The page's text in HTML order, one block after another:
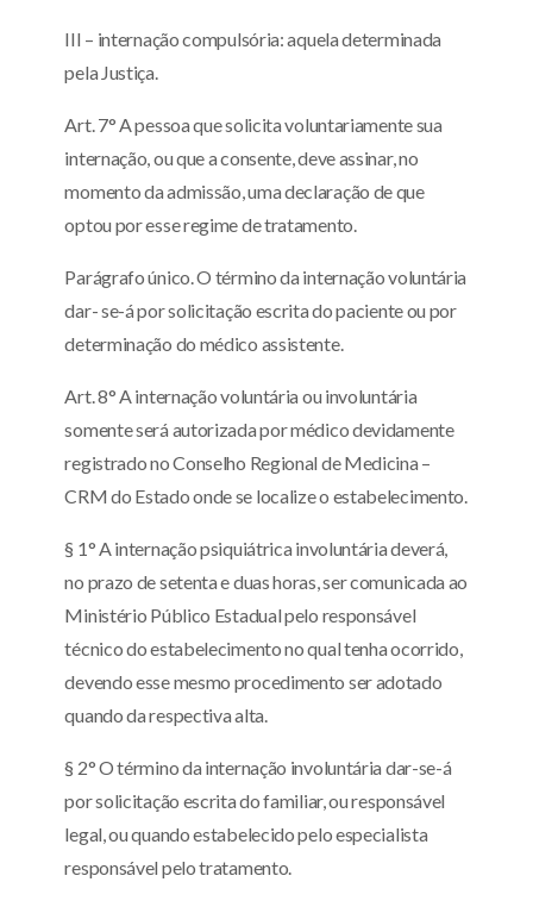
III – internação compulsória: aquela determinada
pela Justiça.
Art. 7° A pessoa que solicita voluntariamente sua
internação, ou que a consente, deve assinar, no
momento da admissão, uma declaração de que
optou por esse regime de tratamento.
Parágrafo único. O término da internação voluntária
dar- se-á por solicitação escrita do paciente ou por
determinação do médico assistente.
Art. 8° A internação voluntária ou involuntária
somente será autorizada por médico devidamente
registrado no Conselho Regional de Medicina –
CRM do Estado onde se localize o estabelecimento.
§ 1° A internação psiquiátrica involuntária deverá,
no prazo de setenta e duas horas, ser comunicada ao
Ministério Público Estadual pelo responsável
técnico do estabelecimento no qual tenha ocorrido,
devendo esse mesmo procedimento ser adotado
quando da respectiva alta.
§ 2° O término da internação involuntária dar-se-á
por solicitação escrita do familiar, ou responsável
legal, ou quando estabelecido pelo especialista
responsável pelo tratamento.